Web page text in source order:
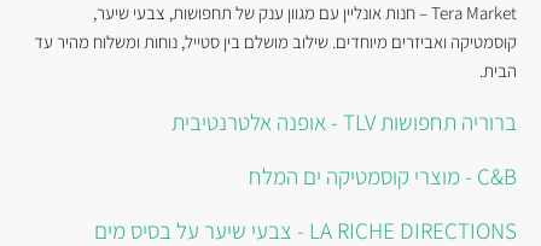
Tera Market – חנות אונליין עם מגוון ענק של תחפושות, צבעי שיער,
קוסמטיקה ואביזרים מיוחדים. שילוב מושלם בין סטייל, נוחות ומשלוח מהיר עד
הבית.
ברוריה תחפושות TLV - אופנה אלטרנטיבית
C&B - מוצרי קוסמטיקה ים המלח
LA RICHE DIRECTIONS - צבעי שיער על בסיס מים